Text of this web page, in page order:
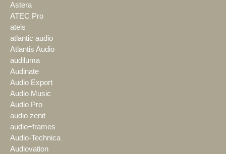
Astera
ATEC Pro
ateis
atlantic audio
Atlantis Audio
audiluma
Audinate
Audio Export
Audio Music
Audio Pro
audio zenit
audio+frames
Audio-Technica
Audiovation